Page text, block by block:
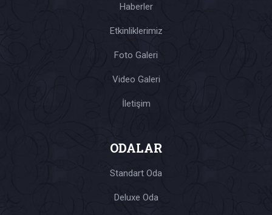
Haberler
Etkinliklerimiz
Foto Galeri
Video Galeri
İletişim
ODALAR
Standart Oda
Deluxe Oda